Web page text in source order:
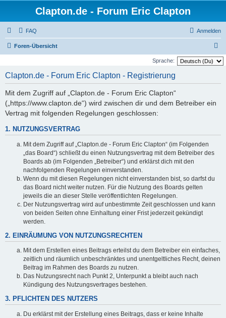
Clapton.de - Forum Eric Clapton
FAQ Anmelden
Foren-Übersicht
u
Sprache:
Clapton.de - Forum Eric Clapton - Registrierung
Mit dem Zugriff auf „Clapton.de - Forum Eric Clapton“
(„https://www.clapton.de“) wird zwischen dir und dem Betreiber ein
Vertrag mit folgenden Regelungen geschlossen:
1. NUTZUNGSVERTRAG
Mit dem Zugriff auf „Clapton.de - Forum Eric Clapton“ (im Folgenden
„das Board“) schließt du einen Nutzungsvertrag mit dem Betreiber des
Boards ab (im Folgenden „Betreiber“) und erklärst dich mit den
nachfolgenden Regelungen einverstanden.
Wenn du mit diesen Regelungen nicht einverstanden bist, so darfst du
das Board nicht weiter nutzen. Für die Nutzung des Boards gelten
jeweils die an dieser Stelle veröffentlichten Regelungen.
Der Nutzungsvertrag wird auf unbestimmte Zeit geschlossen und kann
von beiden Seiten ohne Einhaltung einer Frist jederzeit gekündigt
werden.
2. EINRÄUMUNG VON NUTZUNGSRECHTEN
Mit dem Erstellen eines Beitrags erteilst du dem Betreiber ein einfaches,
zeitlich und räumlich unbeschränktes und unentgeltliches Recht, deinen
Beitrag im Rahmen des Boards zu nutzen.
Das Nutzungsrecht nach Punkt 2, Unterpunkt a bleibt auch nach
Kündigung des Nutzungsvertrages bestehen.
3. PFLICHTEN DES NUTZERS
Du erklärst mit der Erstellung eines Beitrags, dass er keine Inhalte